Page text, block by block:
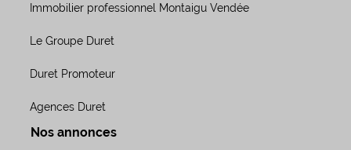
Immobilier professionnel Montaigu Vendée
Le Groupe Duret
Duret Promoteur
Agences Duret
Nos annonces